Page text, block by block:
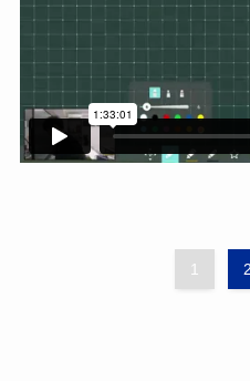
1 2